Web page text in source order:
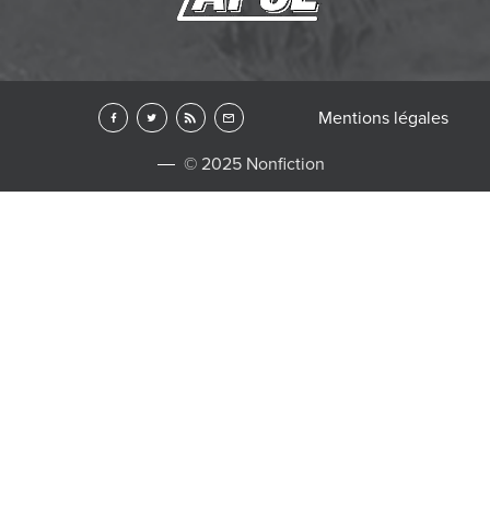
© 2025 Nonfiction
Mentions légales